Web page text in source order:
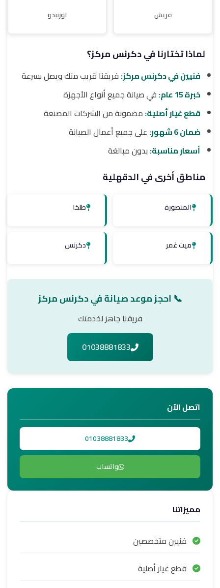
فريش تورنيدو
لماذا تختارنا في دكرنس مركز؟
فنيين في دكرنس مركز: فريقنا قريب منك ويصل بسرعة
خبرة 15 عام:
في صيانة جميع أنواع الأجهزة
قطع غيار أصلية: مضمونة من الشركات المصنعة
ضمان 6 شهور:
على جميع أعمال الصيانة
أسعار مناسبة: بدون مبالغة
مناطق أخرى في الدقهلية
المنصورة طلخا
ميت غمر دكرنس
📞 احجز موعد صيانة في دكرنس مركز
فريقنا جاهز لخدمتك
01038881833
اتصل الآن
01038881833
واتساب
مميزاتنا
فنيين متخصصين
قطع غيار أصلية